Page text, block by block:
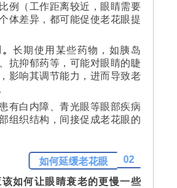
例（工作距离较近，眼睛需要
体差异，都可能促使老花眼提
长期使用某些药物，如胰岛
、抗抑郁药等，可能对眼睛的睫
影响其调节能力，进而导致老
患有白内障、青光眼等眼部疾病
组织结构，间接促成老花眼的
02
如何延缓老花眼
如何让眼睛衰老的更慢一些